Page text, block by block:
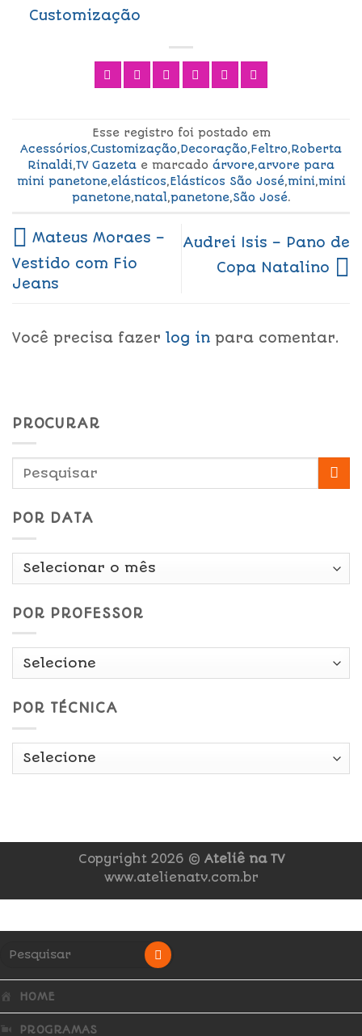
Customização
Esse registro foi postado em
Acessórios,Customização,Decoração,Feltro,Roberta
Rinaldi,TV Gazeta e marcado árvore,arvore para
mini panetone,elásticos,Elásticos São José,mini,mini
panetone,natal,panetone,São José.
Mateus Moraes –
Vestido com Fio
Jeans
Audrei Isis – Pano de
Copa Natalino
Você precisa fazer log in para comentar.
PROCURAR
POR DATA
Por
POR PROFESSOR
POR TÉCNICA
Copyright 2026 © Ateliê na TV
www.atelienatv.com.br
HOME
PROGRAMAS